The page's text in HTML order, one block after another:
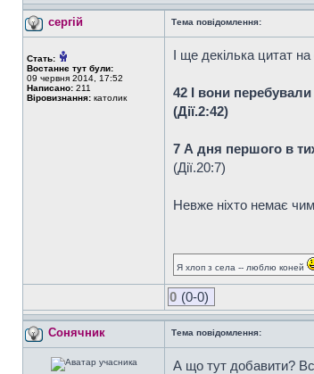
сергій Тема повідомлення:
Стать:
Востаннє тут були:
09 червня 2014, 17:52
Написано: 211
Віровизнання: католик
І ще декілька цитат
42 І вони перебували
(Дiї.2:42)
7 А дня першого в
(Дiї.20:7)
Невже ніхто немає
Я хлоп з села -- люблю коней
0 (0-0)
Сонячник Тема повідомлення:
А що тут добавити?